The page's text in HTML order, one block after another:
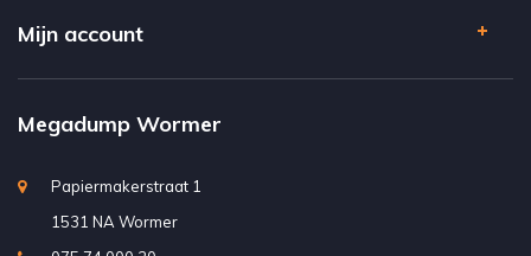
Mijn account
Megadump Wormer
Papiermakerstraat 1
1531 NA Wormer